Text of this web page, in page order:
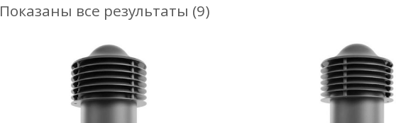
Показаны все результаты (9)